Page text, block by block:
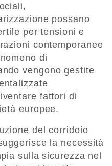
possano
per tensioni e
contemporanee
di
vengono gestite
fattori di
europee.
del corridoio
la necessità
sulla sicurezza nel